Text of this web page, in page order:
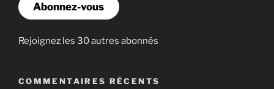
Abonnez-vous
Rejoignez les 30 autres abonnés
COMMENTAIRES RÉCENTS